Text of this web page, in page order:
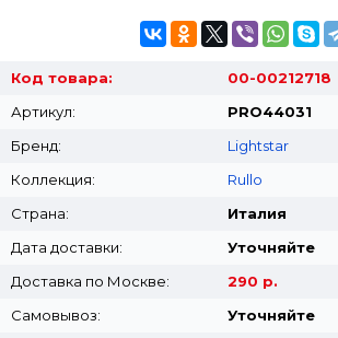
Код товара:
00-00212718
Артикул:
PRO44031
Бренд:
Lightstar
Коллекция:
Rullo
Страна:
Италия
Дата доставки:
Уточняйте
Доставка по Москве:
290 р.
Самовывоз:
Уточняйте